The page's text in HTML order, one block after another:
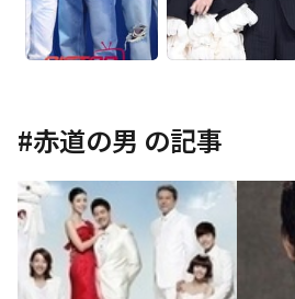
#赤道の男 の記事